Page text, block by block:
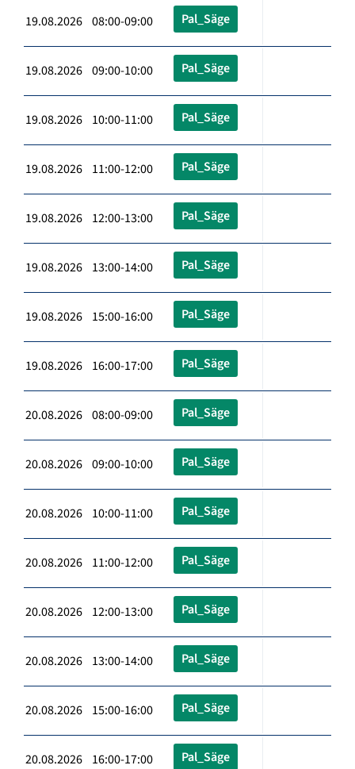
19.08.2026 08:00-09:00 Pal_Säge
19.08.2026 09:00-10:00 Pal_Säge
19.08.2026 10:00-11:00 Pal_Säge
19.08.2026 11:00-12:00 Pal_Säge
19.08.2026 12:00-13:00 Pal_Säge
19.08.2026 13:00-14:00 Pal_Säge
19.08.2026 15:00-16:00 Pal_Säge
19.08.2026 16:00-17:00 Pal_Säge
20.08.2026 08:00-09:00 Pal_Säge
20.08.2026 09:00-10:00 Pal_Säge
20.08.2026 10:00-11:00 Pal_Säge
20.08.2026 11:00-12:00 Pal_Säge
20.08.2026 12:00-13:00 Pal_Säge
20.08.2026 13:00-14:00 Pal_Säge
20.08.2026 15:00-16:00 Pal_Säge
20.08.2026 16:00-17:00 Pal_Säge